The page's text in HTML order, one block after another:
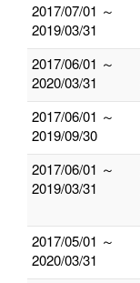
2017/07/01 ～
2019/03/31
2017/06/01 ～
2020/03/31
2017/06/01 ～
2019/09/30
2017/06/01 ～
2019/03/31
2017/05/01 ～
2020/03/31